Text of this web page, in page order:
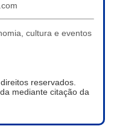
cultura e eventos
reservados.
mediante citação da